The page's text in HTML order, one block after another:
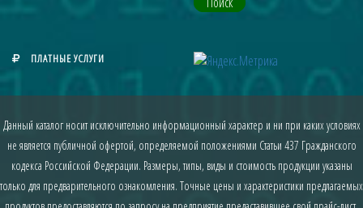
ПЛАТНЫЕ УСЛУГИ
Данный каталог носит исключительно информационный характер и ни при каких условиях
не является публичной офертой, определяемой положениями Статьи 437 Гражданского
кодекса Российской Федерации. Размеры, типы, виды и стоимость продукции указаны
только для предварительного ознакомления. Точные цены и характеристики предлагаемых